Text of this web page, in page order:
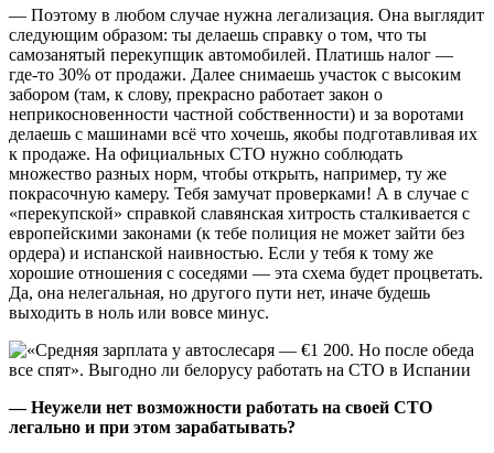
— Поэтому в любом случае нужна легализация. Она выглядит
следующим образом: ты делаешь справку о том, что ты
самозанятый перекупщик автомобилей. Платишь налог —
где-то 30% от продажи. Далее снимаешь участок с высоким
забором (там, к слову, прекрасно работает закон о
неприкосновенности частной собственности) и за воротами
делаешь с машинами всё что хочешь, якобы подготавливая их
к продаже. На официальных СТО нужно соблюдать
множество разных норм, чтобы открыть, например, ту же
покрасочную камеру. Тебя замучат проверками! А в случае с
«перекупской» справкой славянская хитрость сталкивается с
европейскими законами (к тебе полиция не может зайти без
ордера) и испанской наивностью. Если у тебя к тому же
хорошие отношения с соседями — эта схема будет процветать.
Да, она нелегальная, но другого пути нет, иначе будешь
выходить в ноль или вовсе минус.
— Неужели нет возможности работать на своей СТО
легально и при этом зарабатывать?